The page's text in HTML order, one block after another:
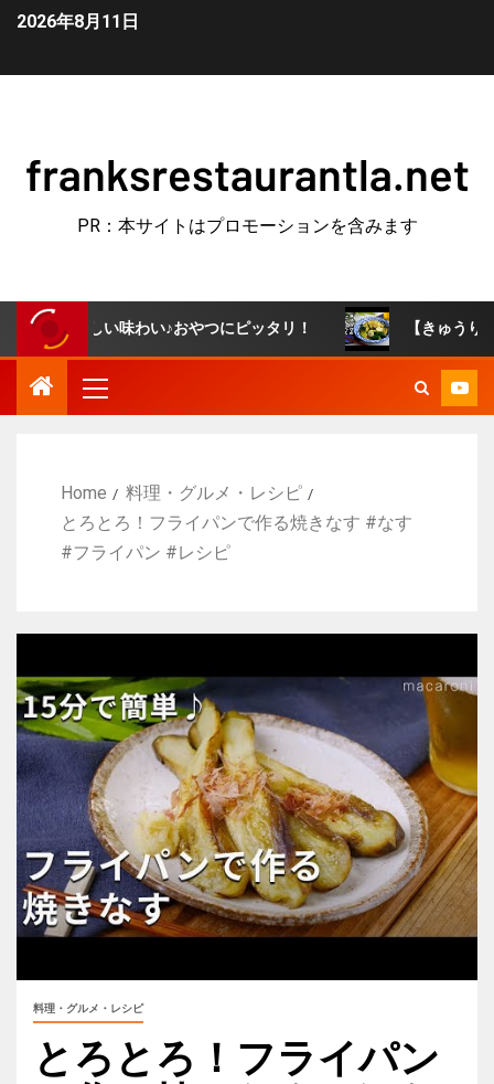
2026年8月11日
franksrestaurantla.net
PR：本サイトはプロモーションを含みます
しい味わい♪おやつにピッタリ！ 【きゅうりのにんに
Home
料理・グルメ・レシピ
とろとろ！フライパンで作る焼きなす #なす
#フライパン #レシピ
料理・グルメ・レシピ
とろとろ！フライパン